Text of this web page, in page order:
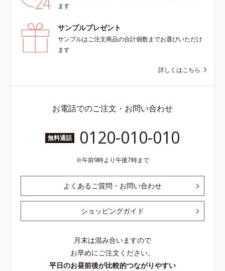
ます
サンプルプレゼント
サンプルはご注文商品の合計個数までお選びいただけ
ます
詳しくはこちら
お電話でのご注文・お問い合わせ
無料通話 0120-010-010
午前9時より午後7時まで
よくあるご質問・お問い合わせ
ショッピングガイド
月末は混み合いますので
お早めにご注文ください。
平日のお昼前後が比較的つながりやすい